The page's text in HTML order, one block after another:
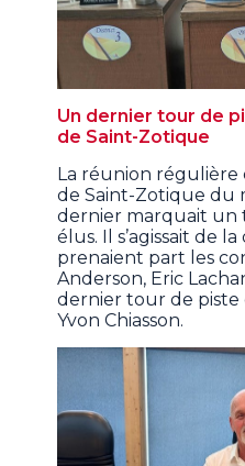
Un dernier tour de
de Saint-Zotique
La réunion régulière
de Saint-Zotique du
dernier marquait
élus. Il s’agissait de
prenaient part les
Anderson, Eric
dernier tour de piste
Yvon Chiasson.